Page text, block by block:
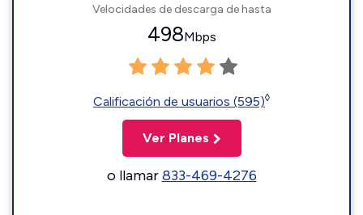
Velocidades de descarga de hasta
498Mbps
Calificación de usuarios (595)◊
Ver Planes
o llamar833-469-4276